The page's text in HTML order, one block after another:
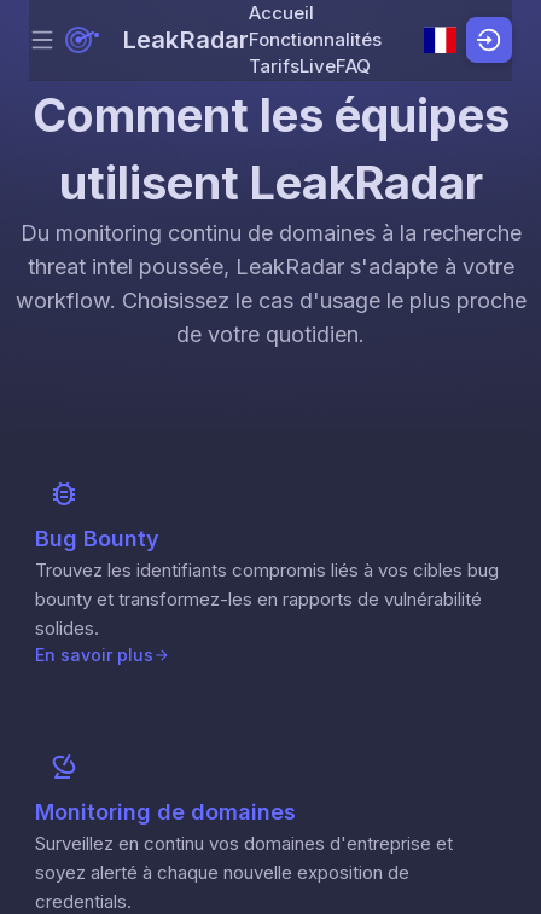
Skip to content
Menu LeakRadar
Accueil
Fonctionnalités
TarifsLiveFAQ
Comment les équipes
utilisent LeakRadar
Du monitoring continu de domaines à la recherche
threat intel poussée, LeakRadar s'adapte à votre
workflow. Choisissez le cas d'usage le plus proche
de votre quotidien.
Bug Bounty
Trouvez les identifiants compromis liés à vos cibles bug
bounty et transformez-les en rapports de vulnérabilité
solides.
En savoir plus
Monitoring de domaines
Surveillez en continu vos domaines d'entreprise et
soyez alerté à chaque nouvelle exposition de
credentials.